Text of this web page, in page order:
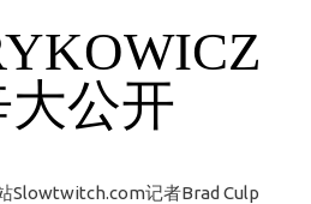
公开
Slowtwitch.com记者Brad Culp